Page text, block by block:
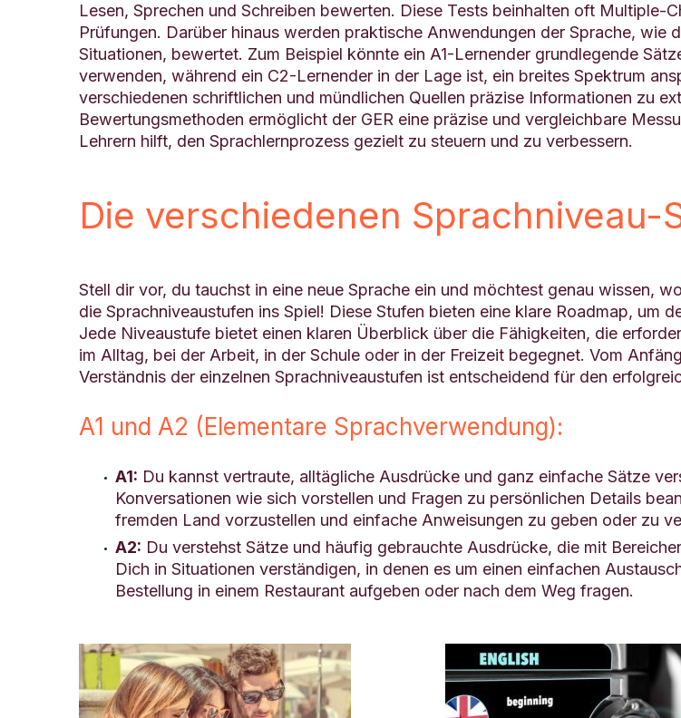
Lesen, Sprechen und Schreiben bewerten. Diese Tests beinhalten oft
Prüfungen. Darüber hinaus werden praktische Anwendungen der Sprache, wie
Situationen, bewertet. Zum Beispiel könnte ein A1-Lernender grundlegende
verwenden, während ein C2-Lernender in der Lage ist, ein breites Spektrum
verschiedenen schriftlichen und mündlichen Quellen präzise Informationen zu
Bewertungsmethoden ermöglicht der GER eine präzise und vergleichbare
Lehrern hilft, den Sprachlernprozess gezielt zu steuern und zu verbessern.
Die verschiedenen Sprachniveau-
Stell dir vor, du tauchst in eine neue Sprache ein und möchtest genau wissen,
die Sprachniveaustufen ins Spiel! Diese Stufen bieten eine klare Roadmap, um
Jede Niveaustufe bietet einen klaren Überblick über die Fähigkeiten, die
im Alltag, bei der Arbeit, in der Schule oder in der Freizeit begegnet. Vom
Verständnis der einzelnen Sprachniveaustufen ist entscheidend für den
A1 und A2 (Elementare Sprachverwendung):
A1: Du kannst vertraute, alltägliche Ausdrücke und ganz einfache Sätze
Konversationen wie sich vorstellen und Fragen zu persönlichen Details
fremden Land vorzustellen und einfache Anweisungen zu geben oder zu
A2: Du verstehst Sätze und häufig gebrauchte Ausdrücke, die mit
Dich in Situationen verständigen, in denen es um einen einfachen
Bestellung in einem Restaurant aufgeben oder nach dem Weg fragen.